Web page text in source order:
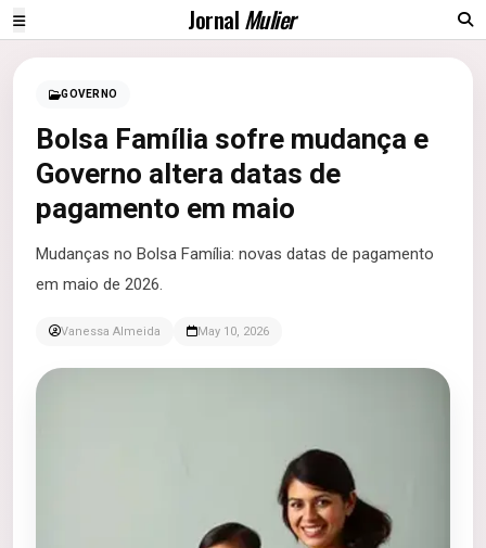
JornalMulier
GOVERNO
Bolsa Família sofre mudança e
Governo altera datas de
pagamento em maio
Mudanças no Bolsa Família: novas datas de pagamento
em maio de 2026.
Vanessa Almeida May 10, 2026